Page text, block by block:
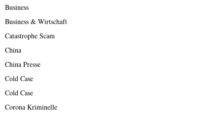
Business
Business & Wirtschaft
Catastrophe Scam
China
China Presse
Cold Case
Cold Case
Corona Kriminelle